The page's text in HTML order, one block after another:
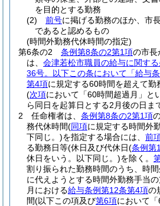
を目的とする勤務
(2)
前号に掲げる勤務のほか、市
であると認めるもの
(時間外勤務代休時間の指定)
第6条の2
条例第8条の2第1項の市長
は、 会津若松市職員の給与に関する
36号。以下この条において「給与
第4項に規定する60時間を超えて勤
(次項において「60時間超過月」と
ら同日を起算日とする2月後の日ま
2
任命権者は、 条例第8条の2第1項
務代休時間(同項に規定する時間外
下同じ。)を指定する場合には、 前
る勤務日等(休日及び代休日(条例第
休日をいう。以下同じ。)を除く。
割り振られた勤務時間のうち、時
に代えようとする時間外勤務手当
月における給与条例第12条第4項の
間(以下この項及び第6項において